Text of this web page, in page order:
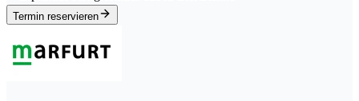
Termin reservieren